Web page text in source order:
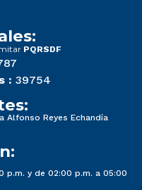
PQRSDF
: 39754
Alfonso Reyes Echandía
p.m. y de 02:00 p.m. a 05:00